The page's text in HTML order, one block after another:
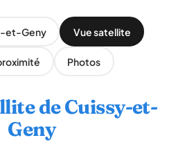
et-Geny Vue satellite
Photos
de Cuissy-et-
Geny